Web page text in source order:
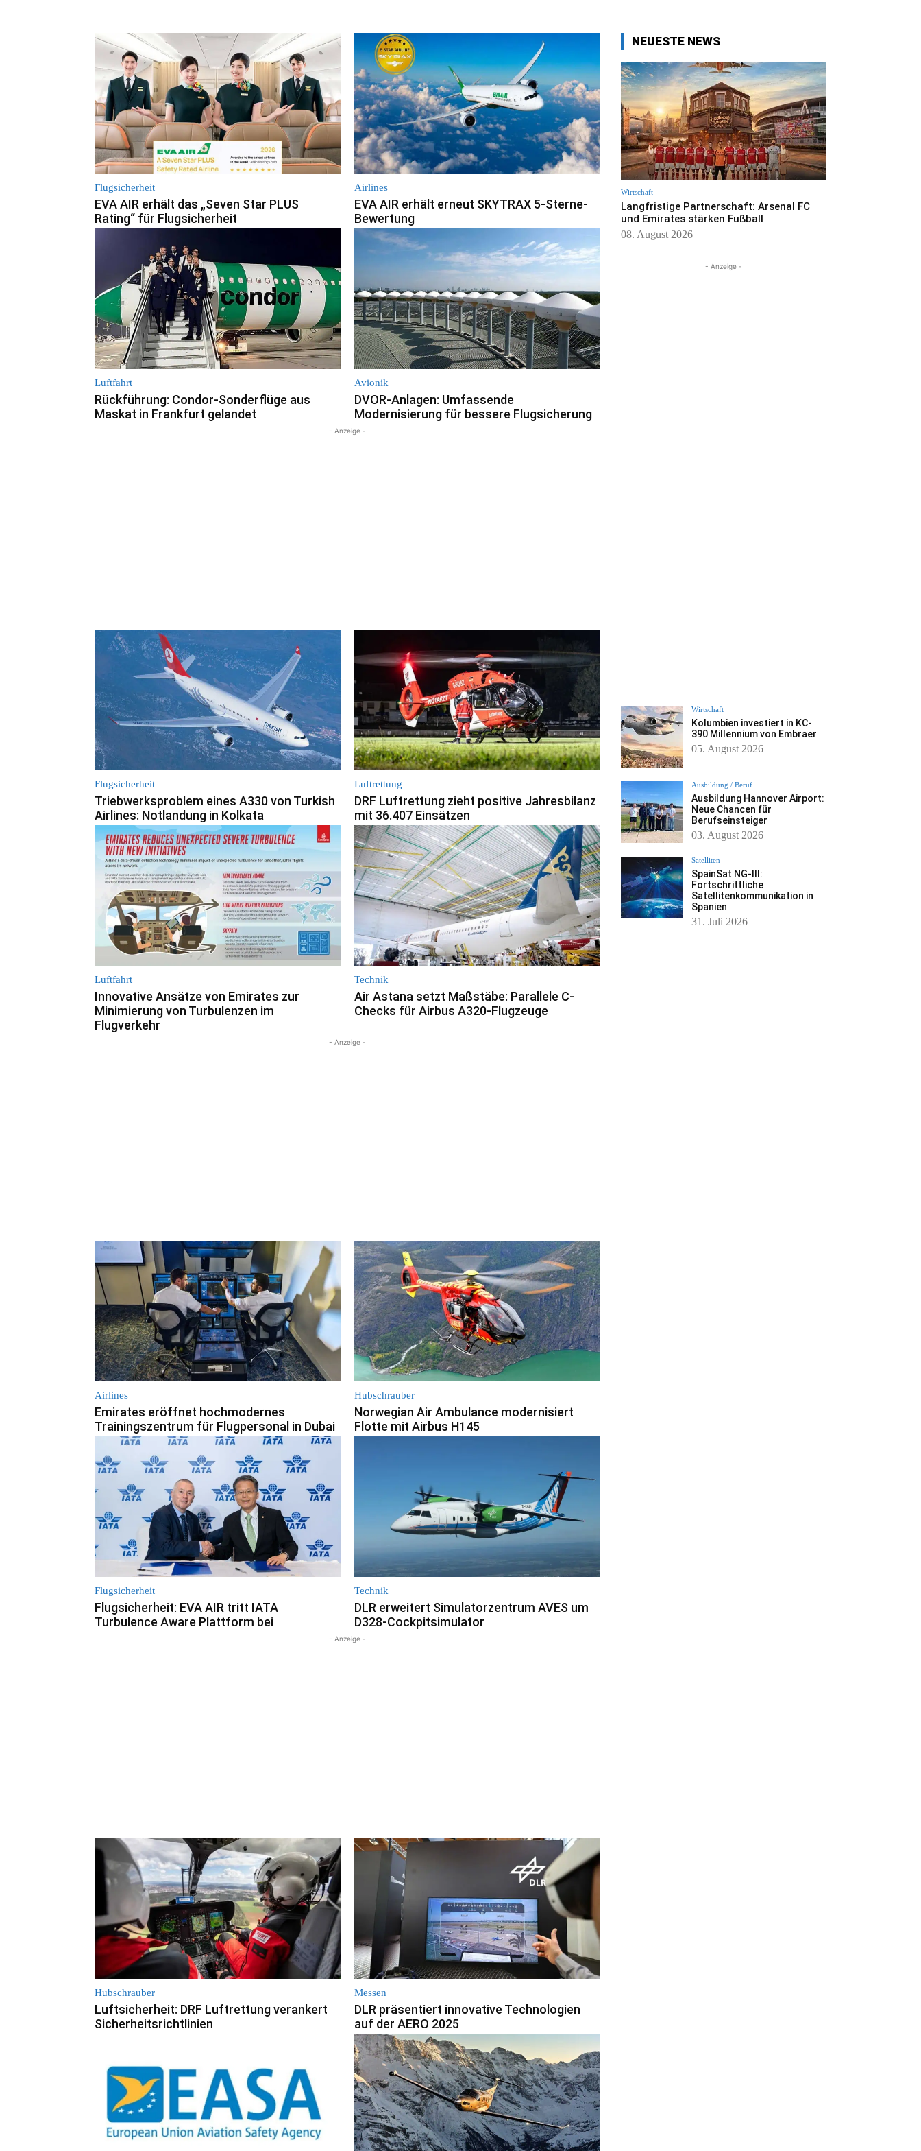
Flugsicherheit
EVA AIR erhält das „Seven Star PLUS
Rating“ für Flugsicherheit
Airlines
EVA AIR erhält erneut SKYTRAX 5-Sterne-
Bewertung
Luftfahrt
Rückführung: Condor-Sonderflüge aus
Maskat in Frankfurt gelandet
Avionik
DVOR-Anlagen: Umfassende
Modernisierung für bessere Flugsicherung
- Anzeige -
Flugsicherheit
Triebwerksproblem eines A330 von Turkish
Airlines: Notlandung in Kolkata
Luftrettung
DRF Luftrettung zieht positive Jahresbilanz
mit 36.407 Einsätzen
Luftfahrt
Innovative Ansätze von Emirates zur
Minimierung von Turbulenzen im
Flugverkehr
Technik
Air Astana setzt Maßstäbe: Parallele C-
Checks für Airbus A320-Flugzeuge
- Anzeige -
Airlines
Emirates eröffnet hochmodernes
Trainingszentrum für Flugpersonal in Dubai
Hubschrauber
Norwegian Air Ambulance modernisiert
Flotte mit Airbus H145
Flugsicherheit
Flugsicherheit: EVA AIR tritt IATA
Turbulence Aware Plattform bei
Technik
DLR erweitert Simulatorzentrum AVES um
D328-Cockpitsimulator
- Anzeige -
Hubschrauber
Luftsicherheit: DRF Luftrettung verankert
Sicherheitsrichtlinien
Messen
DLR präsentiert innovative Technologien
auf der AERO 2025
NEUESTE NEWS
Wirtschaft
Langfristige Partnerschaft: Arsenal FC
und Emirates stärken Fußball
08. August 2026
- Anzeige -
Wirtschaft
Kolumbien investiert in KC-
390 Millennium von Embraer
05. August 2026
Ausbildung / Beruf
Ausbildung Hannover Airport:
Neue Chancen für
Berufseinsteiger
03. August 2026
Satelliten
SpainSat NG-III:
Fortschrittliche
Satellitenkommunikation in
Spanien
31. Juli 2026